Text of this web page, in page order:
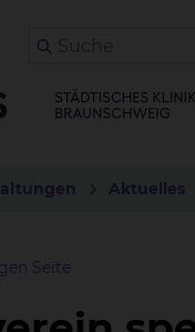
Aktuelles
Seite